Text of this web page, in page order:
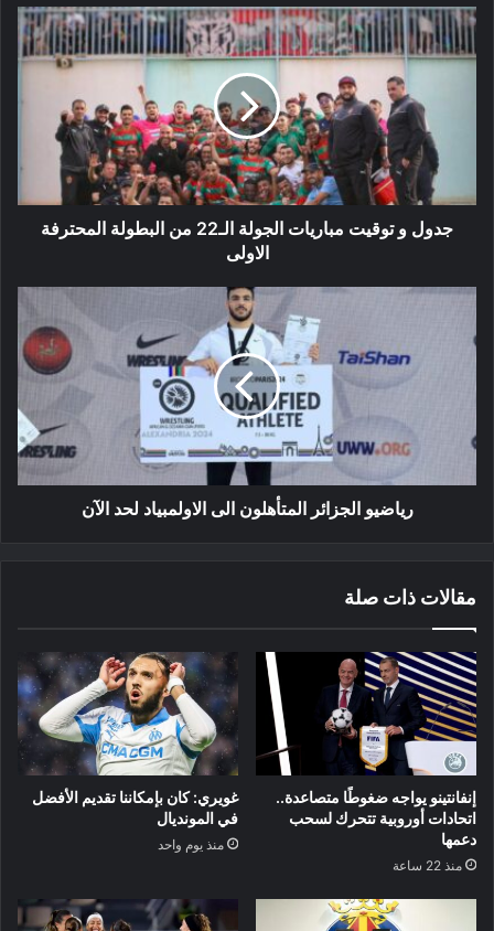
جدول
توقيت
البطولة
المحترفة
الاولى
جدول و توقيت مباريات الجولة الـ22 من البطولة المحترفة
الاولى
رياضيو
المتأهلون
الآن
رياضيو الجزائر المتأهلون الى الاولمبياد لحد الآن
مقالات ذات صلة
إنفانتينو يواجه ضغوطًا متصاعدة..
اتحادات أوروبية تتحرك لسحب
دعمها
منذ 22 ساعة
غويري: كان بإمكاننا تقديم الأفضل
في المونديال
منذ يوم واحد